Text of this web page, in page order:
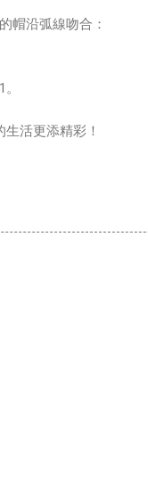
帽沿弧線吻合：
活更添精彩！